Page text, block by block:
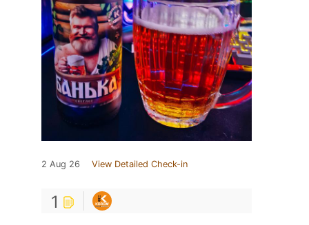
2 Aug 26 View Detailed Check-in
1